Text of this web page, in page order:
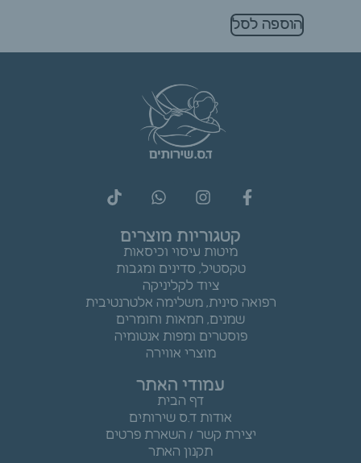
הוספה לסל
קטגוריות מוצרים
מיטות עיסוי וכיסאות
טקסטיל, סדינים ומגבות
ציוד לקליניקה
רפואה סינית, משלימה אלטרנטיבית
שמנים, חמאות וחומרים
פוסטרים ומפות אנטומיה
מוצרי אווירה
עמודי האתר
דף הבית
אודות ד.ס שירותים
יצירת קשר / השארת פרטים
תקנון האתר